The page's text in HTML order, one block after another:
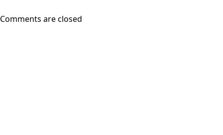
Comments are closed